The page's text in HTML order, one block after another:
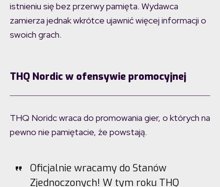
istnieniu się bez przerwy pamięta. Wydawca
zamierza jednak wkrótce ujawnić więcej informacji o
swoich grach.
THQ Nordic w ofensywie promocyjnej
THQ Noridc wraca do promowania gier, o których na
pewno nie pamiętacie, że powstają.
Oficjalnie wracamy do Stanów
Zjednoczonych! W tym roku THQ